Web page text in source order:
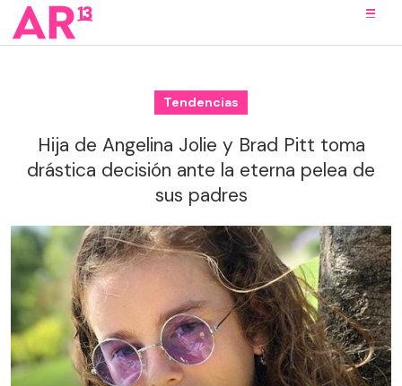
Tendencias
Hija de Angelina Jolie y Brad Pitt toma
drástica decisión ante la eterna pelea de
sus padres